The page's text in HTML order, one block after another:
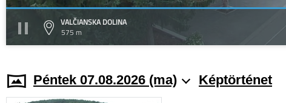
VALČIANSKA DOLINA
575 m
Péntek 07.08.2026 (ma) Képtörténet